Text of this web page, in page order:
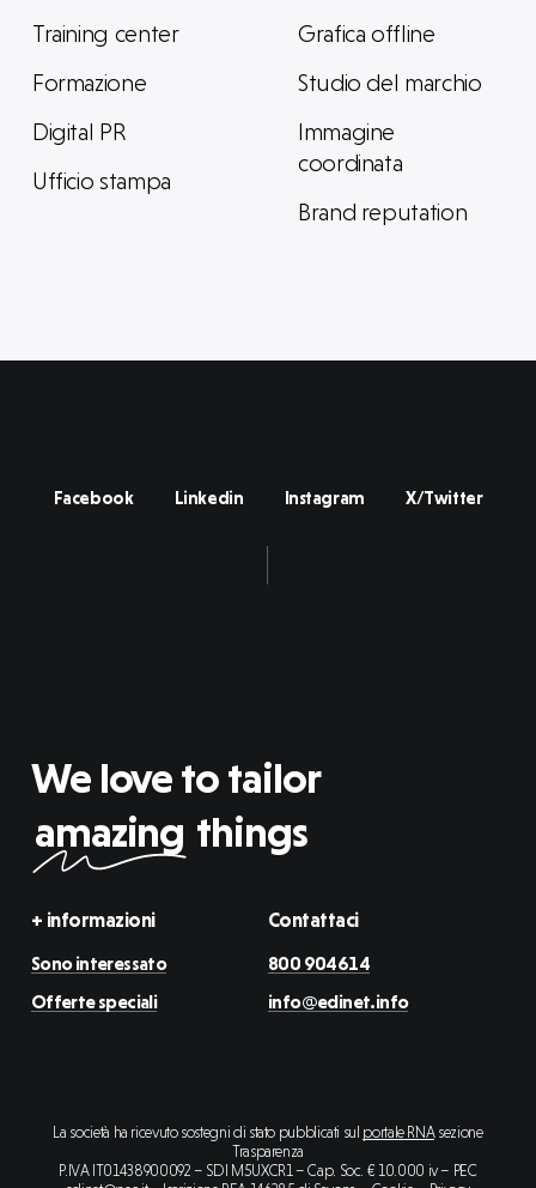
Training center
Formazione
Digital PR
Ufficio stampa
Grafica offline
Studio del marchio
Immagine
coordinata
Brand reputation
Facebook Linkedin Instagram X/Twitter
We love to tailor
amazing things
+ informazioni
Sono interessato
Offerte speciali
Contattaci
800 904614
info@edinet.info
La società ha ricevuto sostegni di stato pubblicati sul portale RNAsezione
Trasparenza
P.IVA IT01438900092 – SDI M5UXCR1 – Cap. Soc. € 10.000 iv – PEC